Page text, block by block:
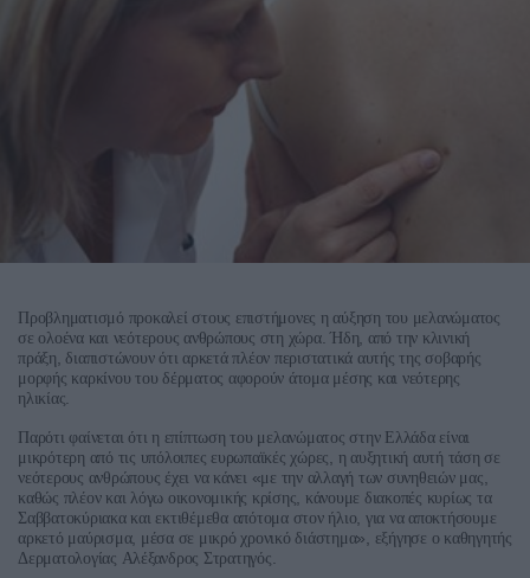
Προβληματισμό προκαλεί στους επιστήμονες η αύξηση του μελανώματος
σε ολοένα και νεότερους ανθρώπους στη χώρα. Ήδη από την κλινική
πράξη διαπιστώνουν ότι αρκετά πλέον περιστατικά αυτής της σοβαρής
μορφής καρκίνου του δέρματος αφορούν άτομα μέσης και νεότερης
ηλικίας
Παρότι φαίνεται ότι η επίπτωση του μελανώματος στην Ελλάδα είναι
μικρότερη από τις υπόλοιπες ευρωπαϊκές χώρες η αυξητική αυτή τάση σε
νεότερους ανθρώπους έχει να κάνει «με την αλλαγή των συνηθειών μας
καθώς πλέον και λόγω οικονομικής κρίσης κάνουμε διακοπές κυρίως τα
Σαββατοκύριακα και εκτιθέμεθα απότομα στον ήλιο για να αποκτήσουμε
αρκετό μαύρισμα, μέσα σε μικρό χρονικό διάστημα», εξήγησε ο καθηγητής
Δερματολογίας Αλέξανδρος Στρατηγός